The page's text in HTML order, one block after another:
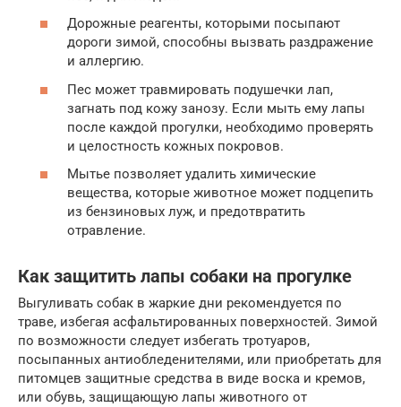
Дорожные реагенты, которыми посыпают
дороги зимой, способны вызвать раздражение
и аллергию.
Пес может травмировать подушечки лап,
загнать под кожу занозу. Если мыть ему лапы
после каждой прогулки, необходимо проверять
и целостность кожных покровов.
Мытье позволяет удалить химические
вещества, которые животное может подцепить
из бензиновых луж, и предотвратить
отравление.
Как защитить лапы собаки на прогулке
Выгуливать собак в жаркие дни рекомендуется по
траве, избегая асфальтированных поверхностей. Зимой
по возможности следует избегать тротуаров,
посыпанных антиобледенителями, или приобретать для
питомцев защитные средства в виде воска и кремов,
или обувь, защищающую лапы животного от